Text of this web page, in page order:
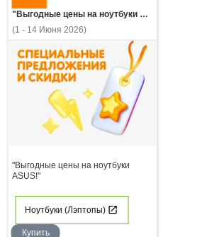
"Выгодные цены на ноутбуки ASUS!"
(1 - 14 Июня 2026)
"Выгодные цены на ноутбуки
ASUS!"
Ноутбуки (Лэптопы)
Купить